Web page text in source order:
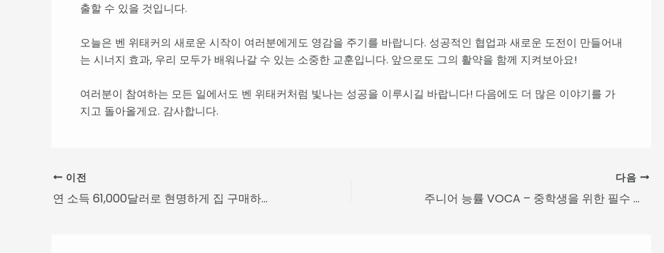
출할 수 있을 것입니다.
오늘은 벤 위태커의 새로운 시작이 여러분에게도 영감을 주기를 바랍니다. 성공적인 협업과 새로운 도전이 만들어내
는 시너지 효과, 우리 모두가 배워나갈 수 있는 소중한 교훈입니다. 앞으로도 그의 활약을 함께 지켜보아요!
여러분이 참여하는 모든 일에서도 벤 위태커처럼 빛나는 성공을 이루시길 바랍니다! 다음에도 더 많은 이야기를 가
지고 돌아올게요. 감사합니다.
이전
연 소득 61,000달러로 현명하게 집 구매하기: 현실과 전략
다음
주니어 능률 VOCA – 중학생을 위한 필수 어휘 완성